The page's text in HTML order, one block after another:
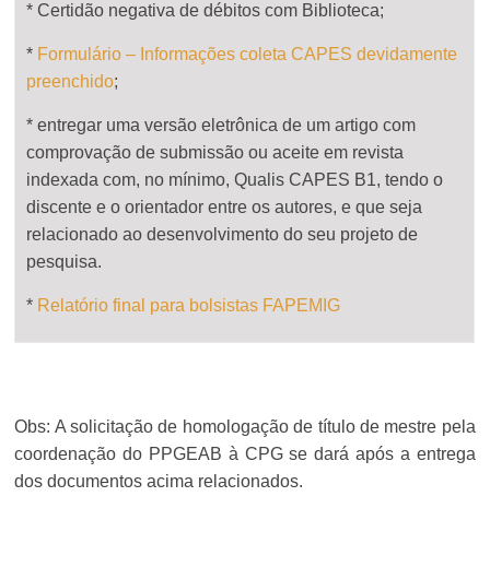
* Certidão negativa de débitos com Biblioteca;
* Formulário – Informações coleta CAPES devidamente
preenchido;
* entregar uma versão eletrônica de um artigo com
comprovação de submissão ou aceite em revista
indexada com, no mínimo, Qualis CAPES B1, tendo o
discente e o orientador entre os autores, e que seja
relacionado ao desenvolvimento do seu projeto de
pesquisa.
* Relatório final para bolsistas FAPEMIG
Obs: A solicitação de homologação de título de mestre pela
coordenação do PPGEAB à CPG sedará após a entrega
dos documentos acima relacionados.